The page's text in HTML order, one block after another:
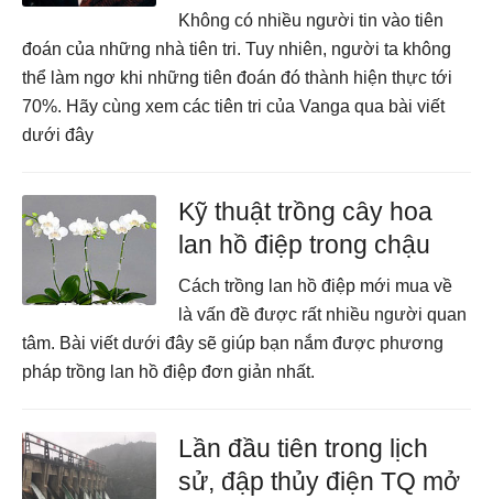
Không có nhiều người tin vào tiên
đoán của những nhà tiên tri. Tuy nhiên, người ta không
thể làm ngơ khi những tiên đoán đó thành hiện thực tới
70%. Hãy cùng xem các tiên tri của Vanga qua bài viết
dưới đây
Kỹ thuật trồng cây hoa
lan hồ điệp trong chậu
Cách trồng lan hồ điệp mới mua về
là vấn đề được rất nhiều người quan
tâm. Bài viết dưới đây sẽ giúp bạn nắm được phương
pháp trồng lan hồ điệp đơn giản nhất.
Lần đầu tiên trong lịch
sử, đập thủy điện TQ mở